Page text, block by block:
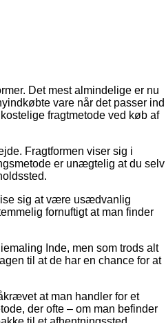
Det mest almindelige er nu
vare når det passer ind
fragtmetode ved køb af
Fragtformen viser sig i
er unægtelig at du selv
sig at være usædvanlig
fornuftigt at man finder
Inde, men som trods alt
til at de har en chance for at
at man handler for et
der ofte – om man befinder